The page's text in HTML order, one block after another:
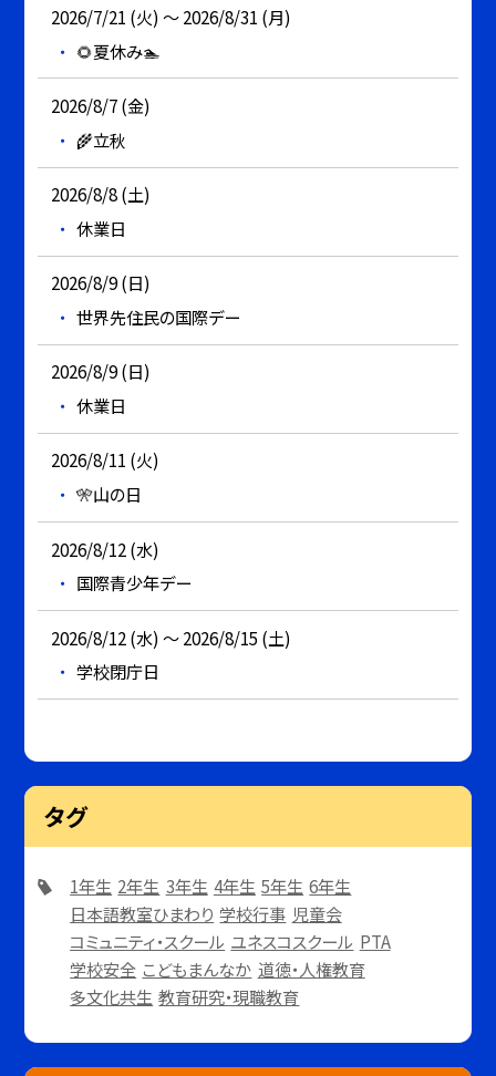
2026/7/21 (火) ～ 2026/8/31 (月)
🌻夏休み🏊
2026/8/7 (金)
🌾立秋
2026/8/8 (土)
休業日
2026/8/9 (日)
世界先住民の国際デー
2026/8/9 (日)
休業日
2026/8/11 (火)
🎌山の日
2026/8/12 (水)
国際青少年デー
2026/8/12 (水) ～ 2026/8/15 (土)
学校閉庁日
タグ
1年生 2年生 3年生 4年生 5年生 6年生
日本語教室ひまわり 学校行事 児童会
コミュニティ・スクール ユネスコスクール PTA
学校安全 こどもまんなか 道徳・人権教育
多文化共生 教育研究・現職教育